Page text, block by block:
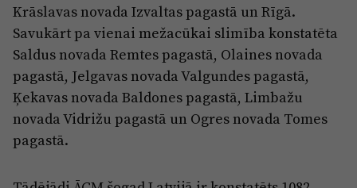
Krāslavas novada Izvaltas pagastā un Rīgā.
Savukārt pa vienai mežacūkai slimība konstatēta
Saldus novada Remtes pagastā, Olaines novada
pagastā, Jelgavas novada Valgundes pagastā,
Ķekavas novada Baldones pagastā, Limbažu
novada Vidrižu pagastā un Ogres novada Tomes
pagastā.